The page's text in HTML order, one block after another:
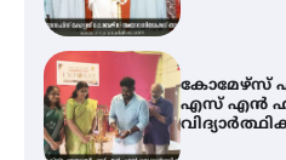
കോമേഴ്സ്
എസ് എൻ